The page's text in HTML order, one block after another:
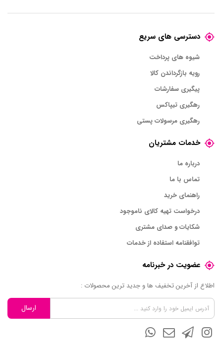
دسترسی های سریع
شیوه های پرداخت
رویه بازگرداندن کالا
پیگیری سفارشات
رهگیری تیپاکس
رهگیری مرسولات پستی
خدمات مشتریان
درباره ما
تماس با ما
راهنمای خرید
درخواست تهیه کالای ناموجود
شکایات و صدای مشتری
توافقنامه استفاده از خدمات
عضویت در خبرنامه
اطلاع از آخرین تخفیف ها و جدید ترین محصولات :
ارسال